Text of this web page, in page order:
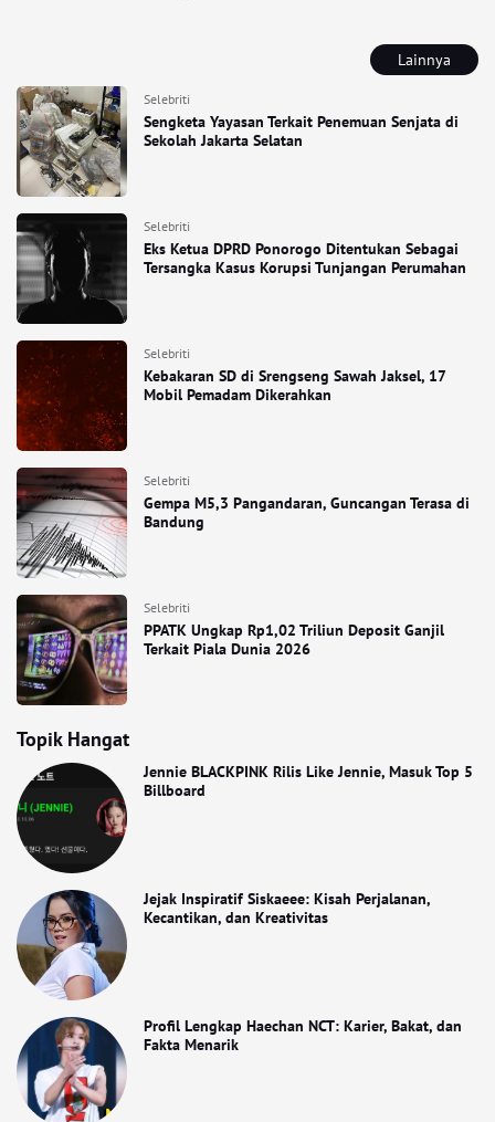
Lainnya
Selebriti
Sengketa Yayasan Terkait Penemuan Senjata di
Sekolah Jakarta Selatan
Selebriti
Eks Ketua DPRD Ponorogo Ditentukan Sebagai
Tersangka Kasus Korupsi Tunjangan Perumahan
Selebriti
Kebakaran SD di Srengseng Sawah Jaksel, 17
Mobil Pemadam Dikerahkan
Selebriti
Gempa M5,3 Pangandaran, Guncangan Terasa di
Bandung
Selebriti
PPATK Ungkap Rp1,02 Triliun Deposit Ganjil
Terkait Piala Dunia 2026
Topik Hangat
Jennie BLACKPINK Rilis Like Jennie, Masuk Top 5
Billboard
Jejak Inspiratif Siskaeee: Kisah Perjalanan,
Kecantikan, dan Kreativitas
Profil Lengkap Haechan NCT: Karier, Bakat, dan
Fakta Menarik